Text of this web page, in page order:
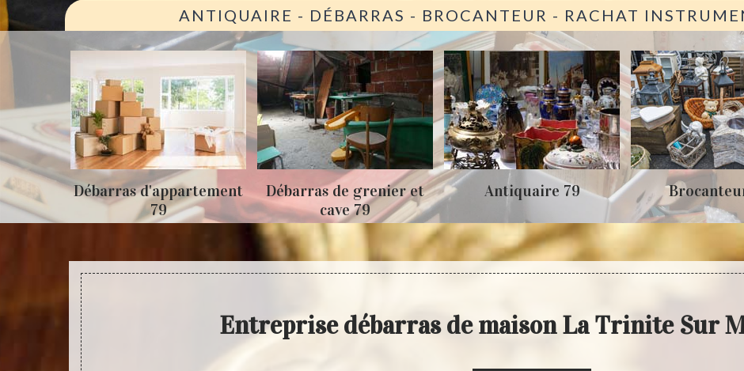
ANTIQUAIRE - DÉBARRAS - BROCANTEUR - RACHAT
79
Débarras d'appartement
79
Débarras de grenier et
cave 79
Antiquaire 79
Entreprise débarras de maison La Trinite Sur